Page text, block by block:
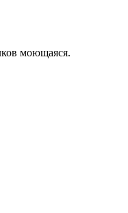
моющаяся.